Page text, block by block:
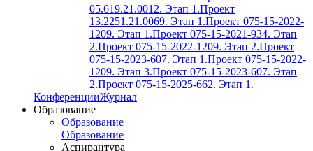
05.619.21.0012. Этап 1.Проект
13.2251.21.0069. Этап 1.Проект 075-15-2022-
1209. Этап 1.Проект 075-15-2021-934. Этап
2.Проект 075-15-2022-1209. Этап 2.Проект
075-15-2023-607. Этап 1.Проект 075-15-2022-
1209. Этап 3.Проект 075-15-2023-607. Этап
2.Проект 075-15-2025-662. Этап 1.
КонференцииЖурнал
Образование
Образование
Образование
Аспирантура